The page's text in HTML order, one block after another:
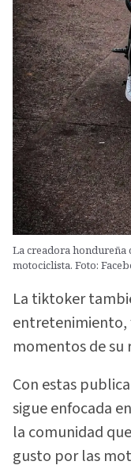
La creadora hondureña
motociclista. Foto:
La tiktoker
entretenimiento,
momentos de su
Con estas
sigue enfocada
la comunidad
gusto por las